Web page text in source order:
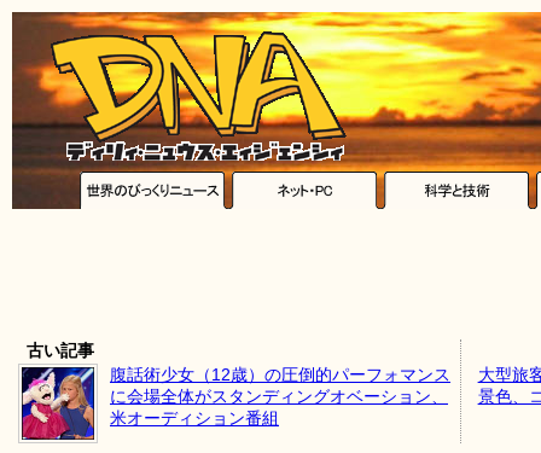
古い記事
腹話術少女（12歳）の圧倒的パーフォマンス
に会場全体がスタンディングオベーション、
米オーディション番組
大型旅
景色、